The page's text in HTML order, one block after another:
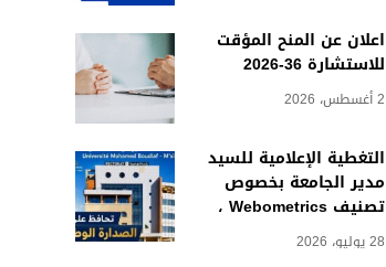
اعلان عن المنح المؤقت
للاستشارة 36-2026
2 أغسطس، 2026
التغطية الإعلامية للسيد
مدير الجامعة بخصوص
تصنيف Webometrics ،
28 يوليو، 2026